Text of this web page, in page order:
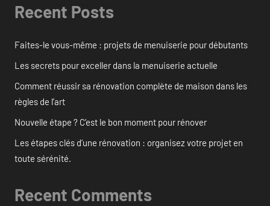
Recent Posts
Faites-le vous-même : projets de menuiserie pour débutants
Les secrets pour exceller dans la menuiserie actuelle
Comment réussir sa rénovation complète de maison dans les
règles de l’art
Nouvelle étape ? C’est le bon moment pour rénover
Les étapes clés d’une rénovation : organisez votre projet en
toute sérénité.
Recent Comments